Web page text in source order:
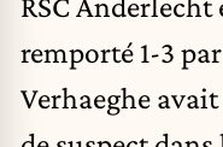
remporté 1-3
Verhaeghe